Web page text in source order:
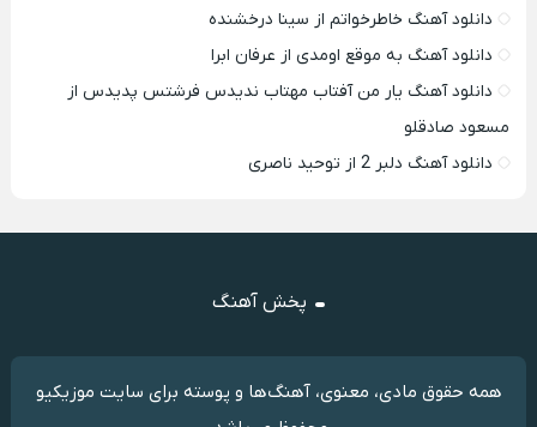
دانلود آهنگ خاطرخواتم از سینا درخشنده
دانلود آهنگ به موقع اومدی از عرفان ابرا
دانلود آهنگ یار من آفتاب مهتاب ندیدس فرشتس پدیدس از
مسعود صادقلو
دانلود آهنگ دلبر 2 از توحید ناصری
پخش آهنگ
همه حقوق مادی، معنوی، آهنگ‌ها و پوسته برای سایت موزیکیو